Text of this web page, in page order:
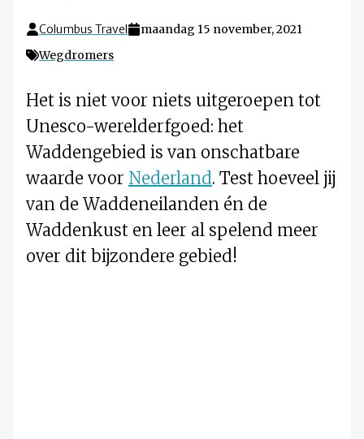
Columbus Travel
maandag 15 november, 2021
Wegdromers
Het is niet voor niets uitgeroepen tot
Unesco-werelderfgoed: het
Waddengebied is van onschatbare
waarde voor Nederland. Test hoeveel jij
van de Waddeneilanden én de
Waddenkust en leer al spelend meer
over dit bijzondere gebied!